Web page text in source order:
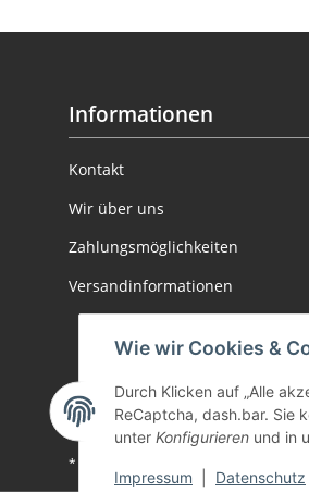
Wie wir Cookies &
Durch Klicken auf „Alle
ReCaptcha, dash.bar. Sie
unter Konfigurieren und in
Impressum Datenschutz
Informationen
Kontakt
Wir über uns
Zahlungsmöglichkeiten
Versandinformationen
* Alle Preise inkl. gesetzlicher USt., zzgl.